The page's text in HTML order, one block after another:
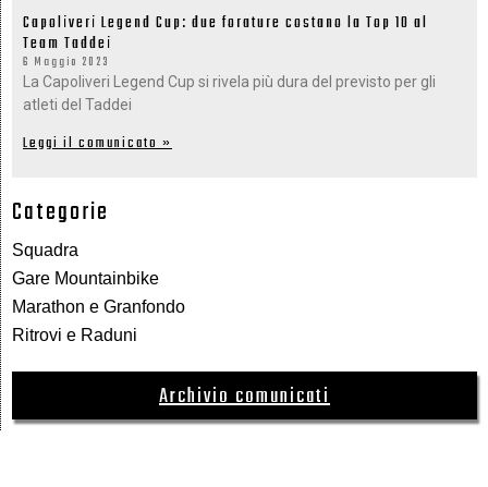
Capoliveri Legend Cup: due forature costano la Top 10 al
Team Taddei
6 Maggio 2023
La Capoliveri Legend Cup si rivela più dura del previsto per gli
atleti del Taddei
Leggi il comunicato »
Categorie
Squadra
Gare Mountainbike
Marathon e Granfondo
Ritrovi e Raduni
Archivio comunicati